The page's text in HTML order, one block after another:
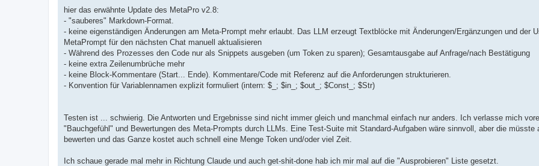
a
hier das erwähnte Update des MetaPro v2.8:
- "sauberes" Markdown-Format.
- keine eigenständigen Änderungen am Meta-Prompt mehr erlaubt. Das LLM erzeugt Textblöcke mit Änderungen/Ergänzungen und der
MetaPrompt für den nächsten Chat manuell aktualisieren
- Während des Prozesses den Code nur als Snippets ausgeben (um Token zu sparen); Gesamtausgabe auf Anfrage/nach Bestätigung
- keine extra Zeilenumbrüche mehr
- keine Block-Kommentare (Start... Ende). Kommentare/Code mit Referenz auf die Anforderungen strukturieren.
- Konvention für Variablennamen explizit formuliert (intern: $_; $in_; $out_; $Const_; $Str)
Testen ist ... schwierig. Die Antworten und Ergebnisse sind nicht immer gleich und manchmal einfach nur anders. Ich verlasse mich
"Bauchgefühl" und Bewertungen des Meta-Prompts durch LLMs. Eine Test-Suite mit Standard-Aufgaben wäre sinnvoll, aber die müsste
bewerten und das Ganze kostet auch schnell eine Menge Token und/oder viel Zeit.
Ich schaue gerade mal mehr in Richtung Claude und auch get-shit-done hab ich mir mal auf die "Ausprobieren" Liste gesetzt.